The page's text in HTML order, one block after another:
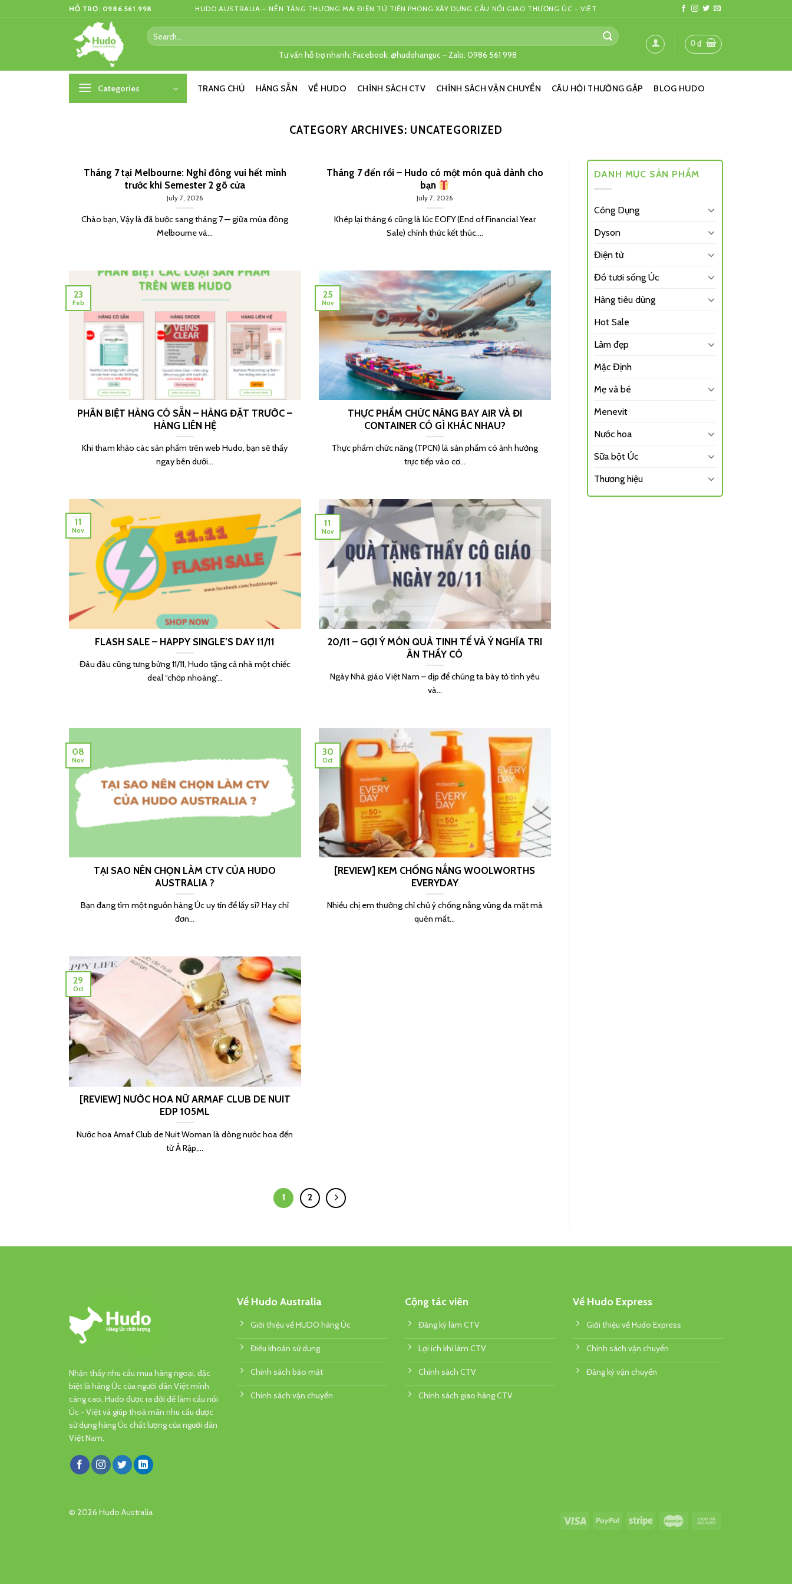
HỖ TRỢ: 0986.561.998 HUDO AUSTRALIA – NỀN TẢNG THƯƠNG MẠI ĐIỆN TỬ TIÊN PHONG XÂY DỰNG CẦU NỐI GIAO THƯƠNG ÚC - VIỆT
Search
for:
Tư vấn hỗ trợ nhanh: Facebook: @hudohanguc – Zalo: 0986 561 998
0₫
Categories TRANG CHỦ HÀNG SẴN VỀ HUDO CHÍNH SÁCH CTV CHÍNH SÁCH VẬN CHUYỂN CÂU HỎI THƯỜNG GẶP BLOG HUDO
CATEGORY ARCHIVES: UNCATEGORIZED
Tháng 7 tại Melbourne: Nghỉ đông vui hết mình
trước khi Semester 2 gõ cửa
July 7, 2026
Chào bạn, Vậy là đã bước sang tháng 7 — giữa mùa đông
Melbourne và...
Tháng 7 đến rồi – Hudo có một món quà dành cho
bạn
July 7, 2026
Khép lại tháng 6 cũng là lúc EOFY (End of Financial Year
Sale) chính thức kết thúc....
PHÂN BIỆT HÀNG CÓ SẴN – HÀNG ĐẶT TRƯỚC –
HÀNG LIÊN HỆ
Khi tham khảo các sản phẩm trên web Hudo, bạn sẽ thấy
ngay bên dưới...
23
Feb
THỰC PHẨM CHỨC NĂNG BAY AIR VÀ ĐI
CONTAINER CÓ GÌ KHÁC NHAU?
Thực phẩm chức năng (TPCN) là sản phẩm có ảnh hưởng
trực tiếp vào cơ...
25
Nov
FLASH SALE – HAPPY SINGLE’S DAY 11/11
Đâu đâu cũng tưng bừng 11/11, Hudo tặng cả nhà một chiếc
deal “chớp nhoáng”...
11
Nov
20/11 – GỢI Ý MÓN QUÀ TINH TẾ VÀ Ý NGHĨA TRI
ÂN THẦY CÔ
Ngày Nhà giáo Việt Nam – dịp để chúng ta bày tỏ tình yêu
và...
11
Nov
TẠI SAO NÊN CHỌN LÀM CTV CỦA HUDO
AUSTRALIA ?
Bạn đang tìm một nguồn hàng Úc uy tín để lấy sỉ? Hay chỉ
đơn...
08
Nov
[REVIEW] KEM CHỐNG NẮNG WOOLWORTHS
EVERYDAY
Nhiều chị em thường chỉ chú ý chống nắng vùng da mặt mà
quên mất...
30
Oct
[REVIEW] NƯỚC HOA NỮ ARMAF CLUB DE NUIT
EDP 105ML
Nước hoa Amaf Club de Nuit Woman là dòng nước hoa đến
từ Ả Rập,...
29
Oct
1 2
DANH MỤC SẢN PHẨM
Công Dụng
Dyson
Điện tử
Đồ tươi sống Úc
Hàng tiêu dùng
Hot Sale
Làm đẹp
Mặc Định
Mẹ và bé
Menevit
Nước hoa
Sữa bột Úc
Thương hiệu
Nhận thấy nhu cầu mua hàng ngoại, đặc
biệt là hàng Úc của người dân Việt mình
càng cao, Hudo được ra đời để làm cầu nối
Úc - Việt và giúp thoả mãn nhu cầu được
sử dụng hàng Úc chất lượng của người dân
Việt Nam.
Về Hudo Australia
Giới thiệu về HUDO hàng Úc
Điều khoản sử dụng
Chính sách bảo mật
Chính sách vận chuyển
Cộng tác viên
Đăng ký làm CTV
Lợi ích khi làm CTV
Chính sách CTV
Chính sách giao hàng CTV
Về Hudo Express
Giới thiệu về Hudo Express
Chính sách vận chuyển
Đăng ký vận chuyển
© 2026 Hudo Australia